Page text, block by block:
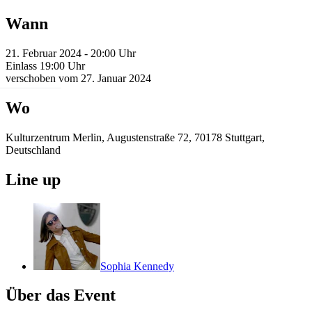
Wann
21. Februar 2024 - 20:00 Uhr
Einlass 19:00 Uhr
verschoben vom 27. Januar 2024
Wo
Kulturzentrum Merlin, Augustenstraße 72, 70178 Stuttgart,
Deutschland
Line up
Sophia Kennedy
Über das Event